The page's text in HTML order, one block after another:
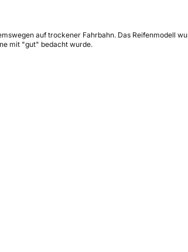
auf trockener Fahrbahn. Das Reifenmodell
mit "gut" bedacht wurde.